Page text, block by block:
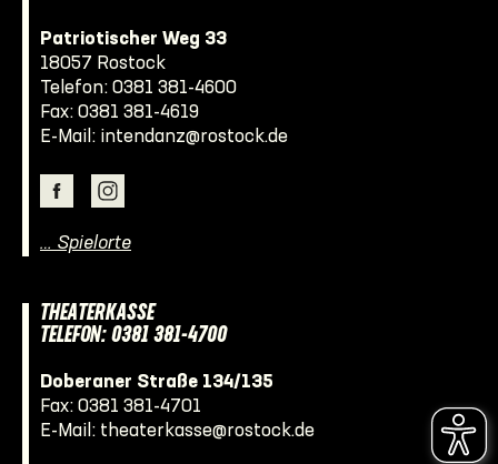
Patriotischer Weg 33
18057 Rostock
Telefon: 0381 381-4600
Fax: 0381 381-4619
E-Mail: intendanz@rostock.de
… Spielorte
THEATERKASSE
TELEFON: 0381 381-4700
Doberaner Straße 134/135
Fax: 0381 381-4701
E-Mail: theaterkasse@rostock.de